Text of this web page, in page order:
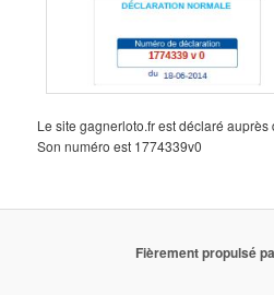
Le site gagnerloto.fr est déclaré auprès
Son numéro est 1774339v0
Fièrement propulsé